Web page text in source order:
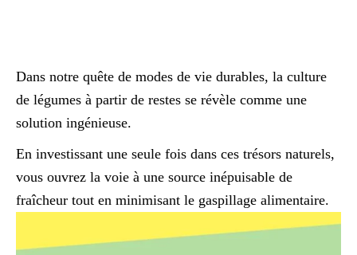
Dans notre quête de modes de vie durables, la culture
de légumes à partir de restes se révèle comme une
solution ingénieuse.
En investissant une seule fois dans ces trésors naturels,
vous ouvrez la voie à une source inépuisable de
fraîcheur tout en minimisant le gaspillage alimentaire.